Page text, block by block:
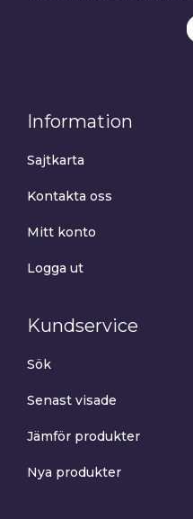
Information
Sajtkarta
Kontakta oss
Mitt konto
Logga ut
Kundservice
Sök
Senast visade
Jämför produkter
Nya produkter